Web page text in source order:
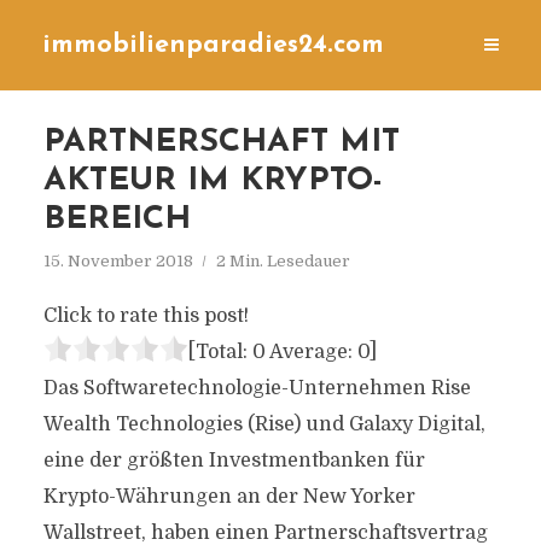
immobilienparadies24.com
PARTNERSCHAFT MIT
AKTEUR IM KRYPTO-
BEREICH
15. November 2018 2 Min. Lesedauer
Click to rate this post!
[Total: 0 Average: 0]
Das Softwaretechnologie-Unternehmen Rise
Wealth Technologies (Rise) und Galaxy Digital,
eine der größten Investmentbanken für
Krypto-Währungen an der New Yorker
Wallstreet, haben einen Partnerschaftsvertrag